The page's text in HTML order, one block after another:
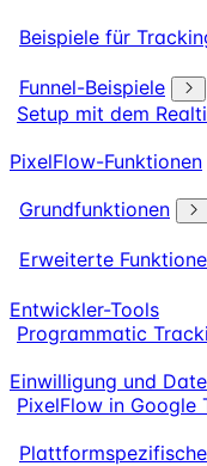
Beispiele für
Funnel-Beispiele
Setup mit dem
PixelFlow-Funktionen
Grundfunktionen
Erweiterte
Entwickler-Tools
Programmatic
Einwilligung und
PixelFlow in Google